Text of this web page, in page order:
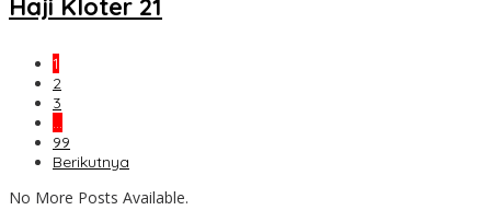
Haji Kloter 21
1
2
3
…
99
Berikutnya
No More Posts Available.